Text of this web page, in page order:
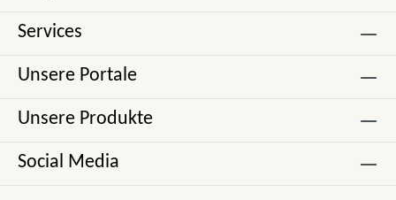
Services
Unsere Portale
Unsere Produkte
Social Media